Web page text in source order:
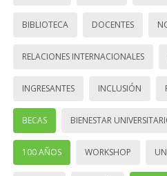
BIBLIOTECA DOCENTES
RELACIONES INTERNACIONALES
INGRESANTES INCLUSIÓN
BECAS BIENESTAR
100 AÑOS WORKSHOP